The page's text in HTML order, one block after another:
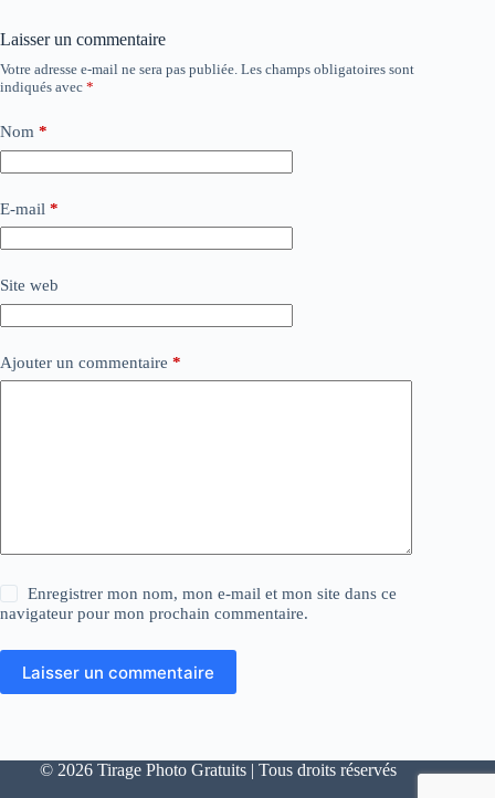
Laisser un commentaire
Votre adresse e-mail ne sera pas publiée. Les champs obligatoires sont
indiqués avec *
Nom *
E-mail *
Site web
Ajouter un commentaire *
Enregistrer mon nom, mon e-mail et mon site dans ce
navigateur pour mon prochain commentaire.
Laisser un commentaire
© 2026 Tirage Photo Gratuits | Tous droits réservés